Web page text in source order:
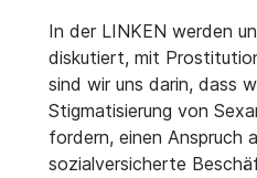
In der LINKEN werden
diskutiert, mit
sind wir uns darin, dass
Stigmatisierung von
fordern, einen Anspruch
sozialversicherte